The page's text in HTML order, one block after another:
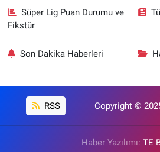
Süper Lig Puan Durumu ve
Fikstür
Son Dakika Haberleri
RSS Copyright ©
Haber Yazılımı: TE